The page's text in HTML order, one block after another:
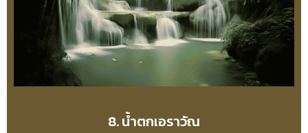
8. น้ำตกเอราวัณ